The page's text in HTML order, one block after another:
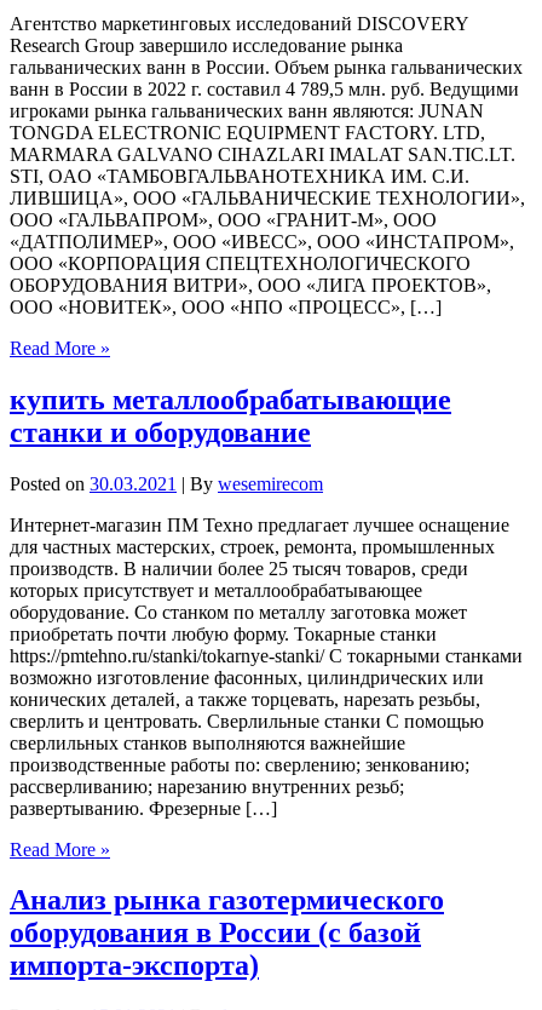
Агентство маркетинговых исследований DISCOVERY
Research Group завершило исследование рынка
гальванических ванн в России. Объем рынка гальванических
ванн в России в 2022 г. составил 4 789,5 млн. руб. Ведущими
игроками рынка гальванических ванн являются: JUNAN
TONGDA ELECTRONIC EQUIPMENT FACTORY. LTD,
MARMARA GALVANO CIHAZLARI IMALAT SAN.TIC.LT.
STI, ОAО «ТАМБОВГАЛЬВАНОТЕХНИКА ИМ. С.И.
ЛИВШИЦА», ООО «ГАЛЬВАНИЧЕСКИЕ ТЕХНОЛОГИИ»,
ООО «ГАЛЬВАПРОМ», ООО «ГРАНИТ-М», ООО
«ДАТПОЛИМЕР», ООО «ИВЕСС», ООО «ИНСТАПРОМ»,
ООО «КОРПОРАЦИЯ СПЕЦТЕХНОЛОГИЧЕСКОГО
ОБОРУДОВАНИЯ ВИТРИ», ООО «ЛИГА ПРОЕКТОВ»,
ООО «НОВИТЕК», ООО «НПО «ПРОЦЕСС», […]
Read More »
купить металлообрабатывающие
станки и оборудование
Posted on 30.03.2021 | By wesemirecom
Интернет-магазин ПМ Техно предлагает лучшее оснащение
для частных мастерских, строек, ремонта, промышленных
производств. В наличии более 25 тысяч товаров, среди
которых присутствует и металлообрабатывающее
оборудование. Со станком по металлу заготовка может
приобретать почти любую форму. Токарные станки
https://pmtehno.ru/stanki/tokarnye-stanki/ С токарными станками
возможно изготовление фасонных, цилиндрических или
конических деталей, а также торцевать, нарезать резьбы,
сверлить и центровать. Сверлильные станки С помощью
сверлильных станков выполняются важнейшие
производственные работы по: сверлению; зенкованию;
рассверливанию; нарезанию внутренних резьб;
развертыванию. Фрезерные […]
Read More »
Анализ рынка газотермического
оборудования в России (с базой
импорта-экспорта)